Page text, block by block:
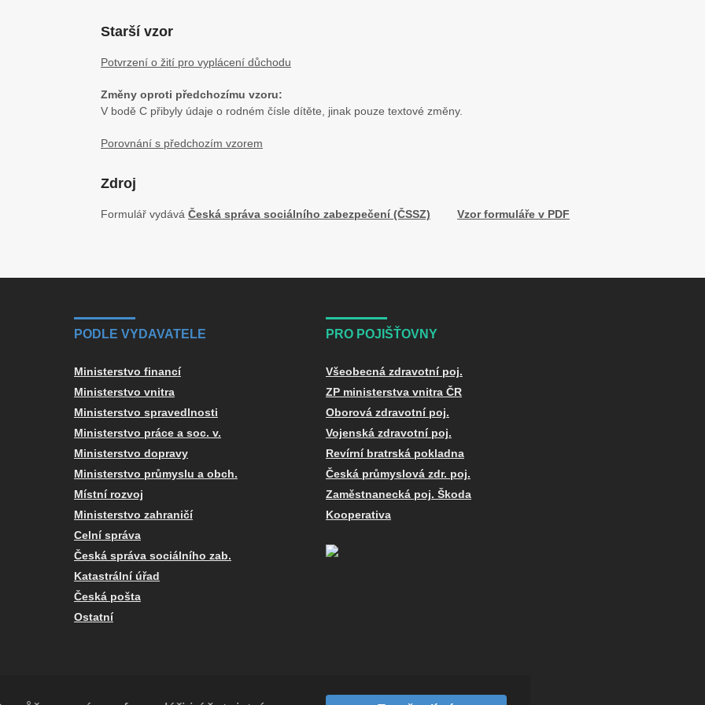
Starší vzor
Potvrzení o žití pro vyplácení důchodu
Změny oproti předchozímu vzoru:
V bodě C přibyly údaje o rodném čísle dítěte, jinak pouze textové změny.
Porovnání s předchozím vzorem
Zdroj
Formulář vydává Česká správa sociálního zabezpečení (ČSSZ) Vzor formuláře v PDF
PODLE VYDAVATELE
Ministerstvo financí
Ministerstvo vnitra
Ministerstvo spravedlnosti
Ministerstvo práce a soc. v.
Ministerstvo dopravy
Ministerstvo průmyslu a obch.
Místní rozvoj
Ministerstvo zahraničí
Celní správa
Česká správa sociálního zab.
Katastrální úřad
Česká pošta
Ostatní
PRO POJIŠŤOVNY
Všeobecná zdravotní poj.
ZP ministerstva vnitra ČR
Oborová zdravotní poj.
Vojenská zdravotní poj.
Revírní bratrská pokladna
Česká průmyslová zdr. poj.
Zaměstnanecká poj. Škoda
Kooperativa